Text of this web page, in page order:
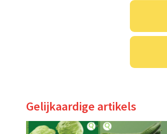
Gelijkaardige artikels